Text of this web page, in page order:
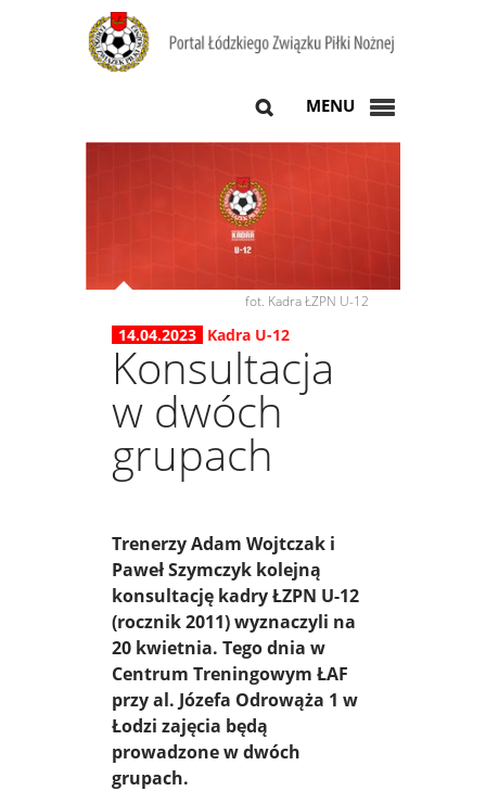
MENU
fot. Kadra ŁZPN U-12
14.04.2023 Kadra U-12
Konsultacja
w dwóch
grupach
Trenerzy Adam Wojtczak i
Paweł Szymczyk kolejną
konsultację kadry ŁZPN U-12
(rocznik 2011) wyznaczyli na
20 kwietnia. Tego dnia w
Centrum Treningowym ŁAF
przy al. Józefa Odrowąża 1 w
Łodzi zajęcia będą
prowadzone w dwóch
grupach.